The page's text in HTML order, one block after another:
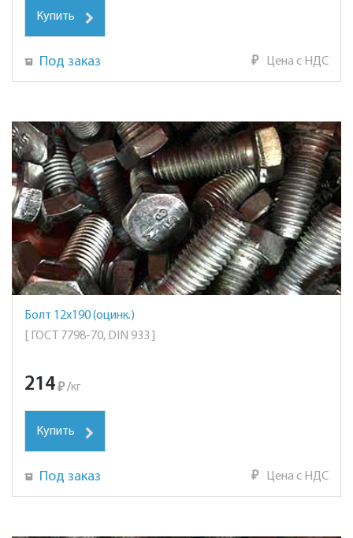
Купить
Под заказ ₽ Цена с НДС
Болт 12х190 (оцинк.)
[ ГОСТ 7798-70, DIN 933 ]
214₽ /кг
Купить
Под заказ ₽ Цена с НДС